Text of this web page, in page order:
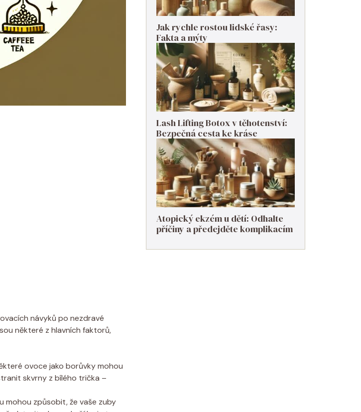
návyků po nezdravé
některé z hlavních faktorů,
ovoce jako borůvky mohou
skvrny z bílého trička –
mohou způsobit, že vaše zuby
Jak rychle rostou lidské řasy:
Fakta a mýty
Lash Lifting Botox v těhotenství:
Bezpečná cesta ke kráse
Atopický ekzém u dětí: Odhalte
příčiny a předejděte komplikacím